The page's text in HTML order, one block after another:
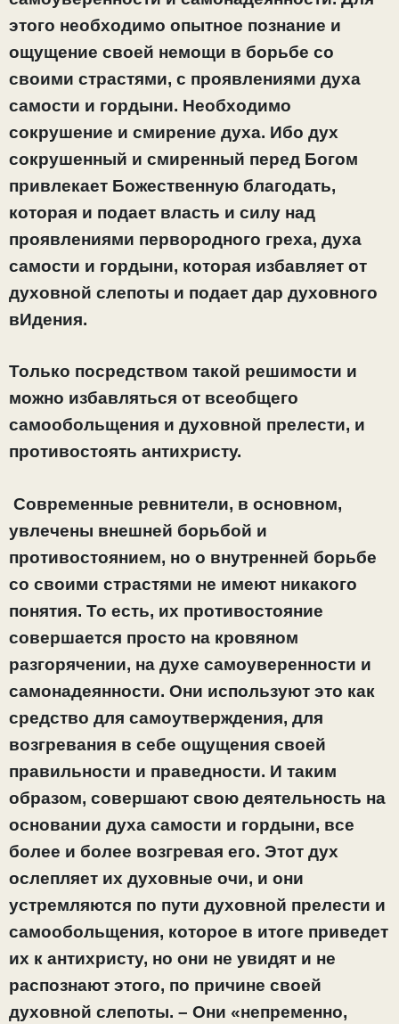
этого необходимо опытное познание и
ощущение своей немощи в борьбе со
своими страстями, с проявлениями духа
самости и гордыни. Необходимо
сокрушение и смирение духа. Ибо дух
сокрушенный и смиренный перед Богом
привлекает Божественную благодать,
которая и подает власть и силу над
проявлениями первородного греха, духа
самости и гордыни, которая избавляет от
духовной слепоты и подает дар духовного
вИдения.
Только посредством такой решимости и
можно избавляться от всеобщего
самообольщения и духовной прелести, и
противостоять антихристу.
Современные ревнители, в основном,
увлечены внешней борьбой и
противостоянием, но о внутренней борьбе
со своими страстями не имеют никакого
понятия. То есть, их противостояние
совершается просто на кровяном
разгорячении, на духе самоуверенности и
самонадеянности. Они используют это как
средство для самоутверждения, для
возгревания в себе ощущения своей
правильности и праведности. И таким
образом, совершают свою деятельность на
основании духа самости и гордыни, все
более и более возгревая его. Этот дух
ослепляет их духовные очи, и они
устремляются по пути духовной прелести и
самообольщения, которое в итоге приведет
их к антихристу, но они не увидят и не
распознают этого, по причине своей
духовной слепоты. – Они «непременно,